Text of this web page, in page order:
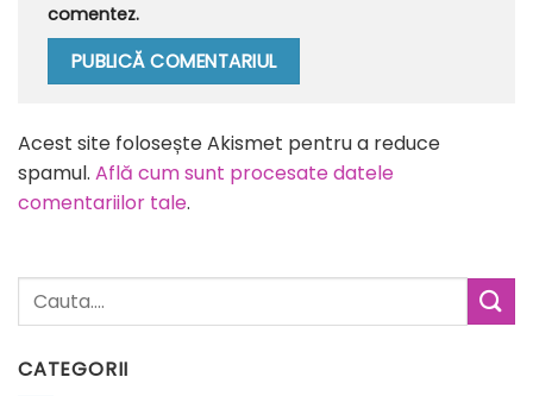
CATEGORII
comentez.
Acest site folosește Akismet pentru a reduce
spamul. Află cum sunt procesate datele
comentariilor tale.